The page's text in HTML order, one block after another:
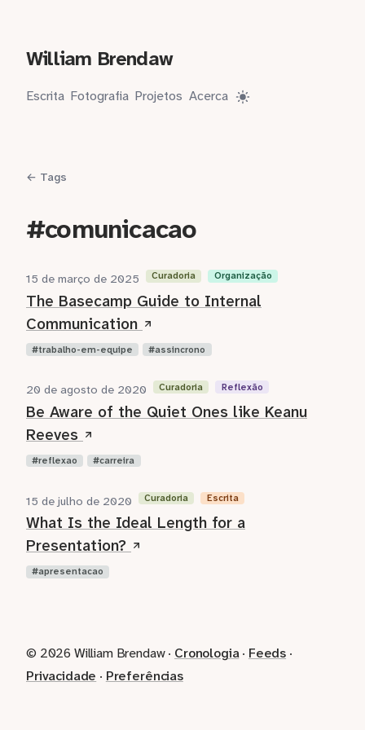
William Brendaw
Escrita Fotografia Projetos Acerca
← Tags
#comunicacao
15 de março de 2025 Curadoria Organização
The Basecamp Guide to Internal
Communication
trabalho-em-equipe assincrono
20 de agosto de 2020 Curadoria Reflexão
Be Aware of the Quiet Ones like Keanu
Reeves
reflexao carreira
15 de julho de 2020 Curadoria Escrita
What Is the Ideal Length for a
Presentation?
apresentacao
© 2026 William Brendaw · Cronologia· Feeds ·
Privacidade · Preferências